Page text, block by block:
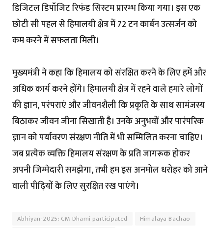
डिजिटल डिपॉजिट रिफंड सिस्टम प्रारम्भ किया गया। इस एक
छोटी सी पहल से हिमालयी क्षेत्र में 72 टन कार्बन उत्सर्जन को
कम करने में सफलता मिली।
मुख्यमंत्री ने कहा कि हिमालय को संरक्षित करने के लिए हमें और
अधिक कार्य करने होंगे। हिमालयी क्षेत्र में रहने वाले हमारे लोगों
की ज्ञान, परंपराएं और जीवनशैली कि प्रकृति के साथ सामंजस्य
बिठाकर जीवन जीना सिखाती है। उनके अनुभवों और पारंपरिक
ज्ञान को पर्यावरण संरक्षण नीति में भी सम्मिलित करना चाहिए।
जब प्रत्येक व्यक्ति हिमालय संरक्षण के प्रति जागरूक होकर
अपनी जिम्मेदारी समझेगा, तभी हम इस अनमोल धरोहर को आने
वाली पीढ़ियों के लिए सुरक्षित रख पाएंगे।
Abhiyan-2025: CM Dhami participated
Himalaya Bachao